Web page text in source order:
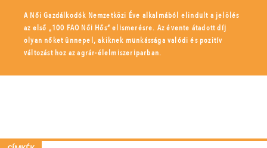
A Női Gazdálkodók Nemzetközi Éve alkalmából elindult a jelölés
az első „100 FAO Női Hős” elismerésre. Az évente átadott díj
olyan nőket ünnepel, akiknek munkássága valódi és pozitív
változást hoz az agrár-élelmiszeriparban.